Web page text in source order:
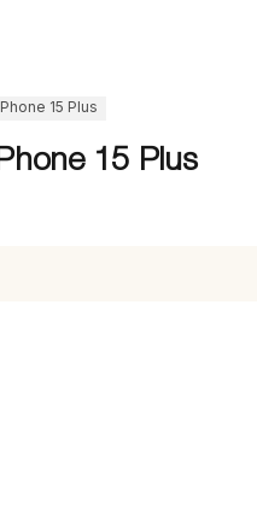
15 Plus
15 Plus